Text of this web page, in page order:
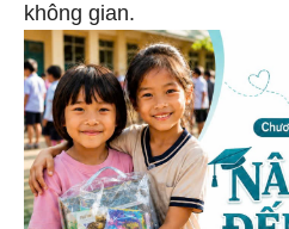
không gian.